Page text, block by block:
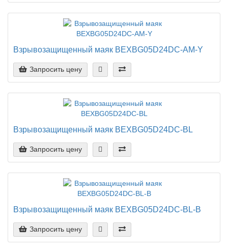
Взрывозащищенный маяк BEXBG05D24DC-AM-Y
Запросить цену
Взрывозащищенный маяк BEXBG05D24DC-BL
Запросить цену
Взрывозащищенный маяк BEXBG05D24DC-BL-B
Запросить цену